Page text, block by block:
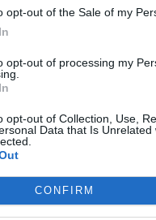
opt-out of the Sale of my
opt-out of processing my
opt-out of Collection, Use,
Data that Is
CONFIRM
μάς
τις αλλαγές
τους
τρένα, που